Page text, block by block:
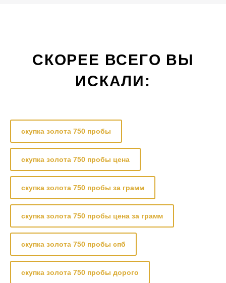
СКОРЕЕ ВСЕГО ВЫ
ИСКАЛИ:
скупка золота 750 пробы
скупка золота 750 пробы цена
скупка золота 750 пробы за грамм
скупка золота 750 пробы цена за грамм
скупка золота 750 пробы спб
скупка золота 750 пробы дорого